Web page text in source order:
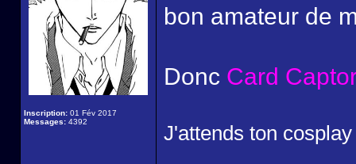
Inscription: 01 Fév 2017
Messages: 4392
bon amateur de
Donc Card
J'attends ton